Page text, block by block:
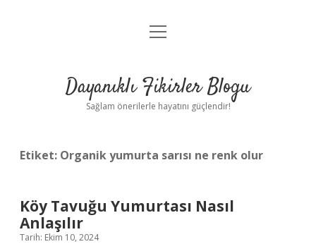
Anasayfa
Yasal Uyarı
menüyü
Dayanıklı Fikirler Blogu
Sağlam önerilerle hayatını güçlendir!
Etiket: Organik yumurta sarısı ne renk olur
Köy Tavuğu Yumurtası Nasıl
Anlaşılır
Tarih: Ekim 10, 2024